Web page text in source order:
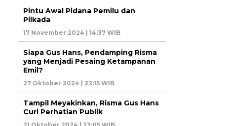
Pintu Awal Pidana Pemilu dan
Pilkada
17 November 2024 | 14:37 WIB
Siapa Gus Hans, Pendamping Risma
yang Menjadi Pesaing Ketampanan
Emil?
27 Oktober 2024 | 22:15 WIB
Tampil Meyakinkan, Risma Gus Hans
Curi Perhatian Publik